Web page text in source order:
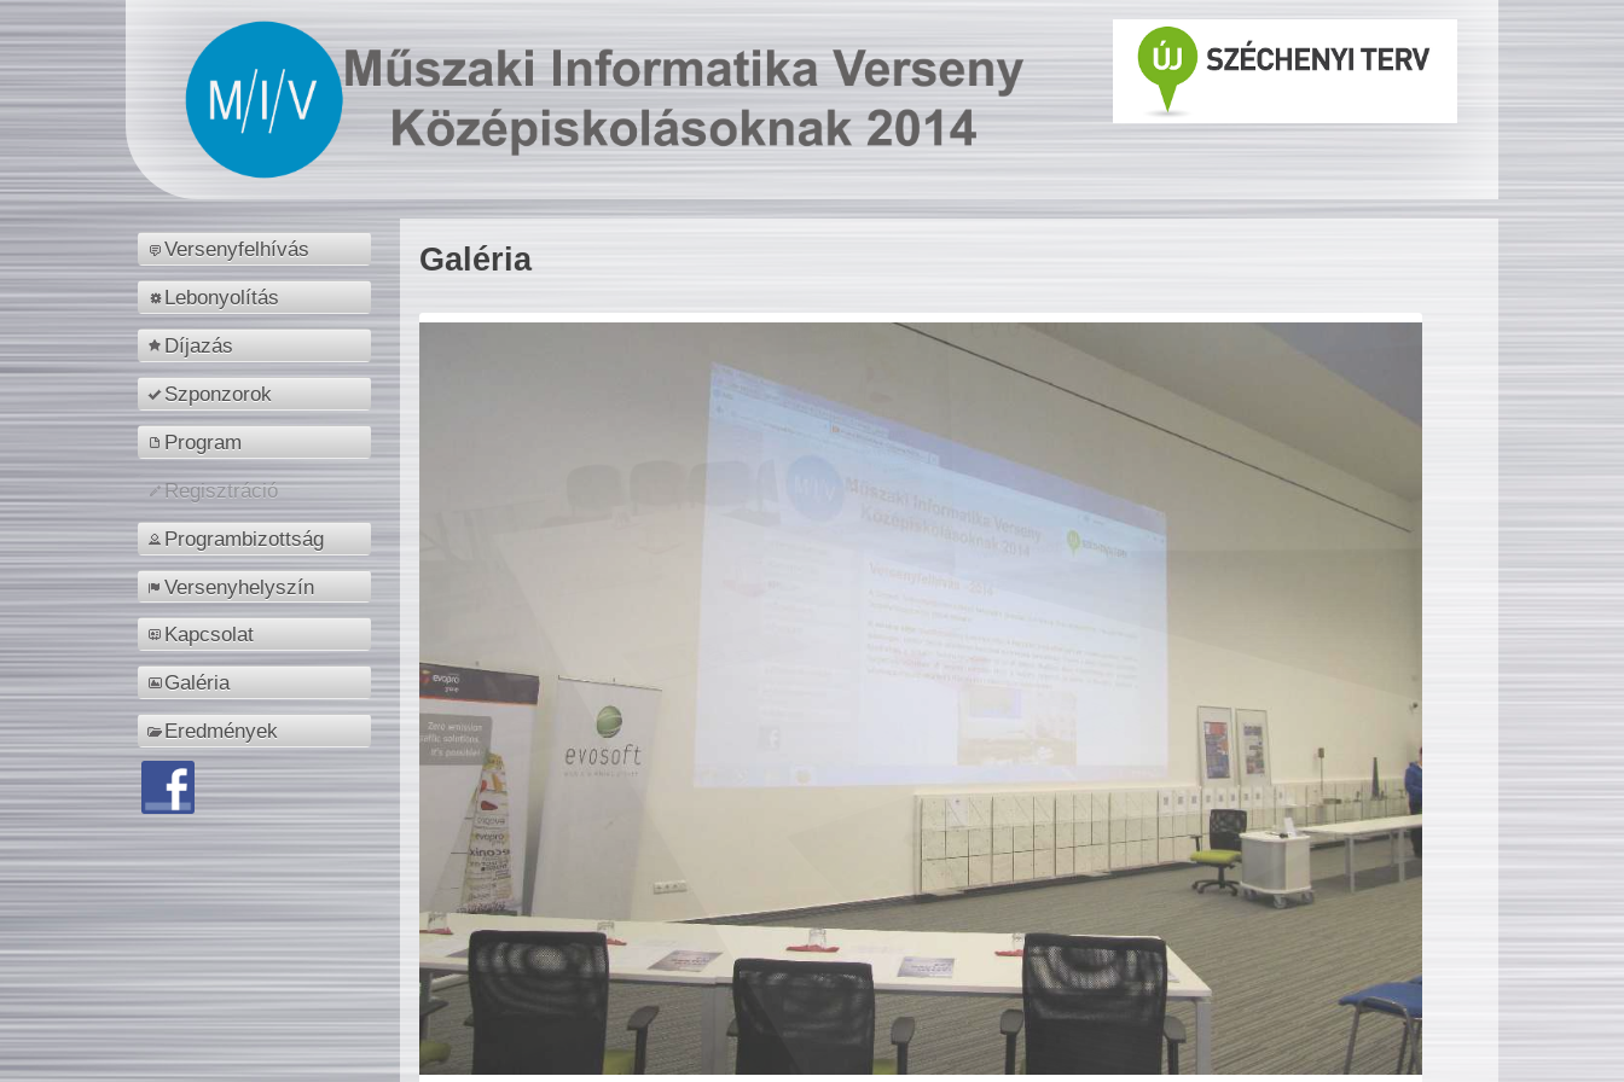
Versenyfelhívás
Lebonyolítás
Díjazás
Szponzorok
Program
Regisztráció
Programbizottság
Versenyhelyszín
Kapcsolat
Galéria
Eredmények
Galéria